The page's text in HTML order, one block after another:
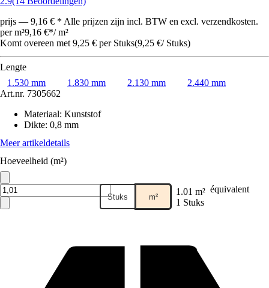
prijs — 9,16 € * Alle prijzen zijn incl. BTW en excl. verzendkosten.
per m²9,16 €*/ m²
Komt overeen met 9,25 € per Stuks(9,25 €/ Stuks)
Lengte
1.530 mm
1.830 mm 2.130 mm
2.440 mm
Art.nr. 7305662
Materiaal: Kunststof
Dikte: 0,8 mm
Meer artikeldetails
Hoeveelheid (m²)
Stuks m² 1.01 m² équivalent
1 Stuks